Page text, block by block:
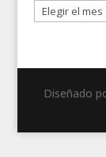
Publicaciones
por
Diseñado